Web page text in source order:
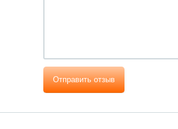
Отправить отзыв